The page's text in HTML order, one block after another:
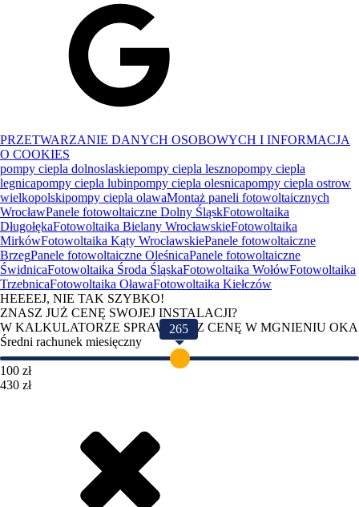
PRZETWARZANIE DANYCH OSOBOWYCH I INFORMACJA
O COOKIES
pompy ciepla dolnoslaskiepompy ciepla lesznopompy ciepla
legnicapompy ciepla lubinpompy ciepla olesnicapompy ciepla ostrow
wielkopolskipompy ciepla olawaMontaż paneli fotowoltaicznych
WrocławPanele fotowoltaiczne Dolny ŚląskFotowoltaika
DługołękaFotowoltaika Bielany WrocławskieFotowoltaika
MirkówFotowoltaika Kąty WrocławskiePanele fotowoltaiczne
BrzegPanele fotowoltaiczne OleśnicaPanele fotowoltaiczne
ŚwidnicaFotowoltaika Środa ŚląskaFotowoltaika WołówFotowoltaika
TrzebnicaFotowoltaika OławaFotowoltaika Kiełczów
HEEEEJ, NIE TAK SZYBKO!
ZNASZ JUŻ CENĘ SWOJEJ INSTALACJI?
W KALKULATORZE SPRAWDZISZ CENĘ W MGNIENIU OKA
Średni rachunek miesięczny
265
100 zł
430 zł